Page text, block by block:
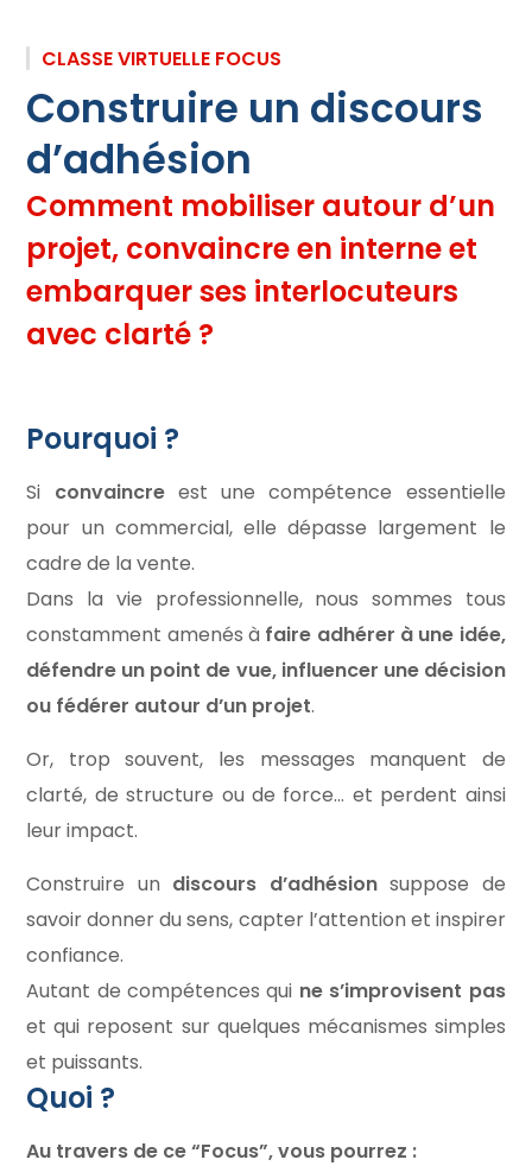
CLASSE VIRTUELLE FOCUS
Construire un discours
d’adhésion
Comment mobiliser autour d’un
projet, convaincre en interne et
embarquer ses interlocuteurs
avec clarté ?
Pourquoi ?
Si convaincreest une compétence essentielle
pour un commercial, elle dépasse largement le
cadre de la vente.
Dans la vie professionnelle, nous sommes tous
constamment amenés à faire adhérer à une idée,
défendre un point de vue, influencer une décision
ou fédérer autour d’un projet.
Or, trop souvent, les messages manquent de
clarté, de structure ou de force… et perdent ainsi
leur impact.
Construire un discours d’adhésionsuppose de
savoir donner du sens, capter l’attention et inspirer
confiance.
Autant de compétences qui ne s’improvisent pas
et qui reposent sur quelques mécanismes simples
et puissants.
Quoi ?
Au travers de ce “Focus”, vous pourrez :